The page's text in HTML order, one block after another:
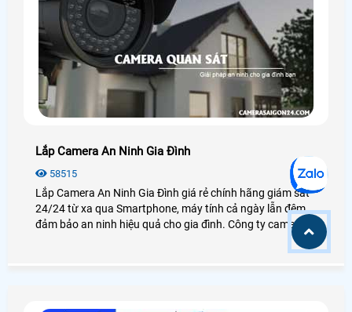
Lắp Camera An Ninh Gia Đình
58515
Lắp Camera An Ninh Gia Đình giá rẻ chính hãng giám sát
24/24 từ xa qua Smartphone, máy tính cả ngày lẫn đêm
đảm bảo an ninh hiệu quả cho gia đình. Công ty camera
An Thành Phát luôn đem đến cho khách hàng những sản